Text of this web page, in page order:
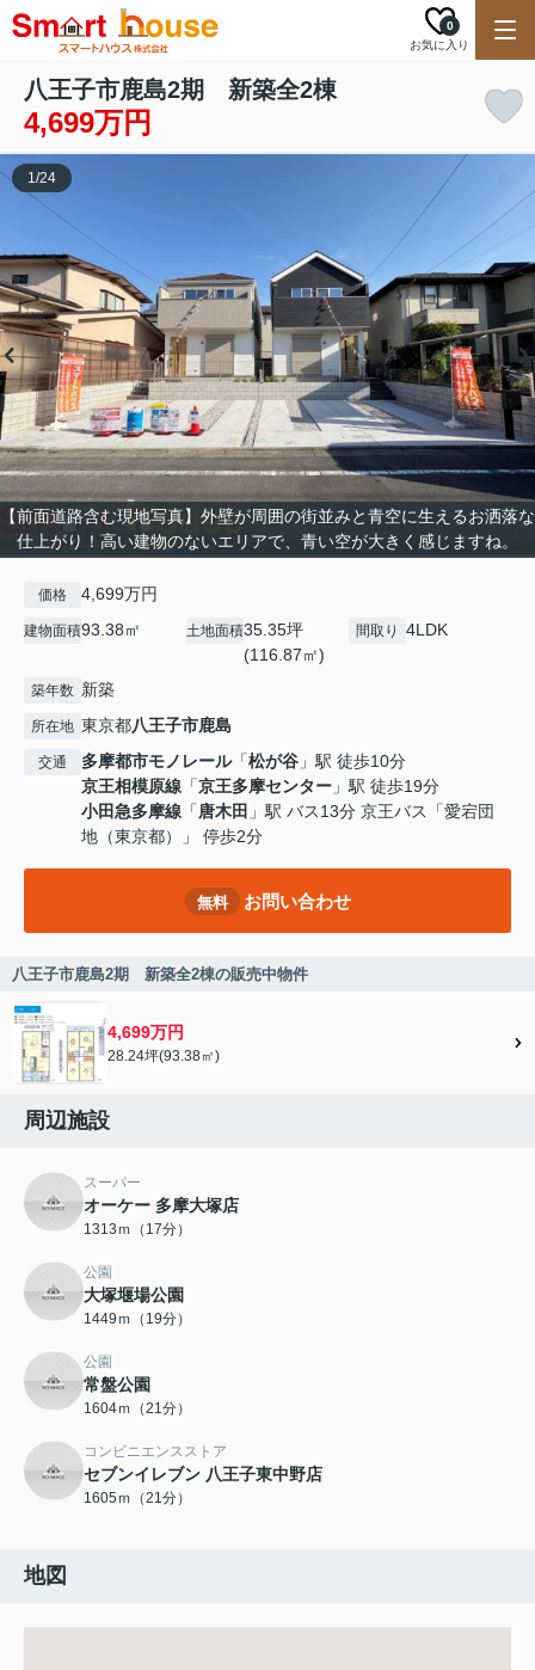
お気に入り
0
八王子市鹿島2期 新築全2棟
4,699万円
【前面道路含む現地写真】外壁が周囲の街並みと青空に生えるお洒落な
仕上がり！高い建物のないエリアで、青い空が大きく感じますね。
1/24
価格 4,699万円
建物面積93.38㎡ 土地面積35.35坪
(116.87㎡)
間取り 4LDK
築年数 新築
所在地 東京都八王子市鹿島
交通 多摩都市モノレール「松が谷 」駅 徒歩10分
京王相模原線 「京王多摩センター 」駅 徒歩19分
小田急多摩線 「唐木田 」駅 バス13分 京王バス「愛宕団
地（東京都）」 停歩2分
無料 お問い合わせ
八王子市鹿島2期 新築全2棟の販売中物件
4,699万円
28.24坪(93.38㎡)
周辺施設
スーパー
オーケー 多摩大塚店
1313ｍ（17分）
公園
大塚堰場公園
1449ｍ（19分）
公園
常盤公園
1604ｍ（21分）
コンビニエンスストア
セブンイレブン 八王子東中野店
1605ｍ（21分）
地図